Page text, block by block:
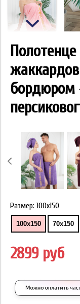
бордюром
Размер: 100х150
100х150 70х150
2899 руб